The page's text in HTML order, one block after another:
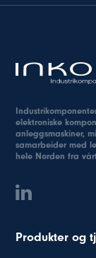
elektroniske
anleggsmaskiner,
samarbeider med
hele Norden fra
Produkter og